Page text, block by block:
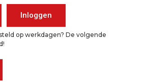
Inloggen
op werkdagen? De volgende